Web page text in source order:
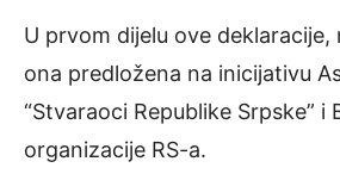
U prvom dijelu ove deklaracije,
ona predložena na inicijativu
“Stvaraoci Republike Srpske” i
organizacije RS-a.